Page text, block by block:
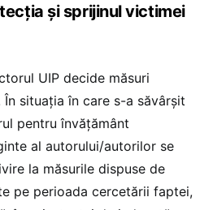
și sprijinul victimei
UIP decide măsuri
situația în care s-a săvârșit
pentru învățământ
al autorului/autorilor se
la măsurile dispuse de
pe perioada cercetării faptei,